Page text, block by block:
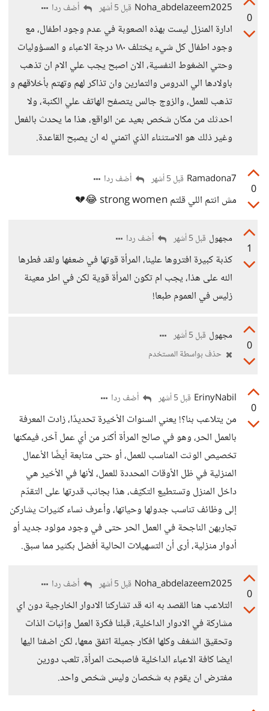
0
Noha_abdelazeem2025 قبل 5 أشهر أضف ردا
ادارة المنزل ليست بهذه الصعوبة في عدم وجود اطفال، مع
وجود اطفال كل شيء يختلف ١٨٠ درجة الاعباء و المسؤوليات
وحتي الضغوط النفسية، الان اصبح يجب علي الام ان تذهب
باولادها الي الدروس والتمارين وان تذاكر لهم وتهتم بأخلاقهم و
تذهب للعمل، والزوج جالس يتصفح الهاتف علي الكنبة، ولا
احدثك من مكان شخص بعيد عن الواقع، هذا ما يحدث بالفعل
وغير ذلك هو الاستثناء الذي اتمني له ان يصبح القاعدة.
0
Ramadona7 قبل 5 أشهر أضف ردا
مش انتم اللي قلتم strong women 😂💔
1
مجهول قبل 5 أشهر أضف ردا
كذبة كبيرة افتروها علينا، المرأة قوتها في ضعفها ولقد فطرها
الله على هذا، يجب ام تكون المرأة قوية لكن في اطر معينة
زليس في العموم طبعا!
0
مجهول قبل 5 أشهر
حذف بواسطة المستخدم
0
ErinyNabil قبل 5 أشهر أضف ردا
من يتلاعب بنا؟! يعني السنوات الأخيرة تحديدًا، زادت المعرفة
بالعمل الحر، وهو في صالح المرأة أكثر من أي عمل آخر، فيمكنها
تخصيص الوثت المناسب للعمل، أو حتى متابعة أيضًا الأعمال
المنزلية في ظل الأوقات المحددة للعمل، لأنها في الأخير هي
داخل المنزل وتستطيع التكيّف، هذا بجانب قدرتها على التقدّم
إلى وظائف تناسب جدولها وحياتها، وأعرف نساء كثيرات يشاركن
تجاربهن الناجحة في العمل الحر حتى في وجود مولود جديد أو
أدوار منزلية، أرى أن التسهيلات الحالية أفضل بكثير مما سبق.
0
Noha_abdelazeem2025 قبل 5 أشهر أضف ردا
التلاعب هنا القصد به انه قد تشاركنا الادوار الخارجية دون اي
مشاركة في الادوار الداخلية، قبلنا فكرة العمل وإثبات الذات
وتحقيق الشغف وكلها افكار جميلة اتفق معها، لكن اضفنا اليها
ايضا كافة الاعباء الداخلية فاصبحت المرأة، تلعب دورين
مفترض ان يقوم به شخصان وليس شخص واحد.